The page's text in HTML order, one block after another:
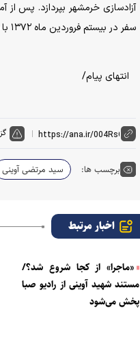
سفر در بیستم فروردین ماه ۱۳۷۲ با شهادت مرتضی آوینی ناتمام ماند.
انتهای پیام/
برچسب ها: سید مرتضی آوینی
اخبار مرتبط
«ماجرا» از کجا شروع شد؟/
مستند شهید آوینی از رادیو صبا
پخش می‌شود